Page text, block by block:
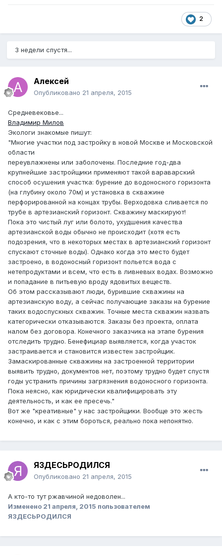
2
3 недели спустя...
Алексей
Опубликовано 21 апреля, 2015
Средневековье...
Владимир Милов
Экологи знакомые пишут:
"Многие участки под застройку в новой Москве и Московской
области
переувлажнены или заболочены. Последние год-два
крупнейшие застройщики применяют такой вараварский
способ осушения участка: бурение до водоносного горизонта
(на глубину около 70м) и установка в скважине
перфорированной на концах трубы. Верходовка сливается по
трубе в артезианский горизонт. Скважину маскируют!
Пока это чистый луг или болото, ухудшения качества
артезианской воды обычно не происходит (хотя есть
подозрения, что в некоторых местах в артезианский горизонт
спускают сточные воды). Однако когда это место будет
застроено, в водоносный горизонт польется вода с
нетепродуктами и всем, что есть в ливневых водах. Возможно
и попадание в питьевую вроду ядовитых веществ.
Об этом рассказывают люди, бурившие скважины на
артезианскую воду, а сейчас получающие заказы на бурение
таких водоспускных скважин. Точные места скважин назвать
категорически отказываются. Заказы без проекта, оплата
налом без договора. Конечного заказчика на этапе бурения
отследить трудно. Бенефициар выявляется, когда участок
застраивается и становится известен застройщик.
Замаскированные скважины на застроенной территории
выявить трудно, документов нет, поэтому трудно будет спустя
годы устранить причины загрязнения водоносного горизонта.
Пока неясно, как юридически квалифицировать эту
деятельность, и как ее пресечь."
Вот же "креативные" у нас застройщики. Вообще это жесть
конечно, и как с этим бороться, реально пока непонятно.
ЯЗДЕСЬРОДИЛСЯ
Опубликовано 21 апреля, 2015
А кто-то тут ржавчиной недоволен...
Изменено 21 апреля, 2015 пользователем
ЯЗДЕСЬРОДИЛСЯ